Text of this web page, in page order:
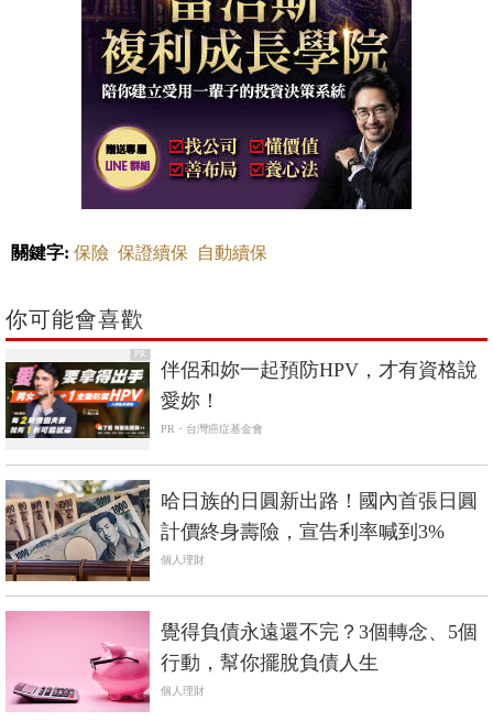
關鍵字: 保險 保證續保 自動續保
你可能會喜歡
PR
伴侶和妳一起預防HPV，才有資格說
愛妳！
PR・台灣癌症基金會
哈日族的日圓新出路！國內首張日圓
計價終身壽險，宣告利率喊到3%
個人理財
覺得負債永遠還不完？3個轉念、5個
行動，幫你擺脫負債人生
個人理財